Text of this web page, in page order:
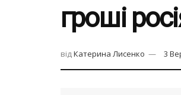
гроші
відКатерина Лисенко 3